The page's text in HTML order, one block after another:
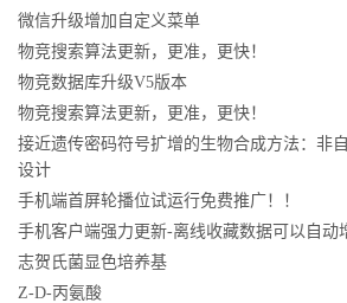
微信升级增加自定义菜单
物竞搜索算法更新，更准，更快！
物竞数据库升级V5版本
物竞搜索算法更新，更准，更快！
接近遗传密码符号扩增的生物合成方法：非
设计
手机端首屏轮播位试运行免费推广！！
手机客户端强力更新-离线收藏数据可以自动
志贺氏菌显色培养基
Z-D-丙氨酸